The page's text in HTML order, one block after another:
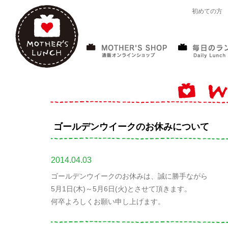
初めての方
ゴールデンウイークのお休みについて
2014.04.03
ゴールデンウイークのお休みは、誠に勝手ながら
5月1日(木)～5月6日(火)とさせて頂きます。
何卒よろしくお願い申し上げます。